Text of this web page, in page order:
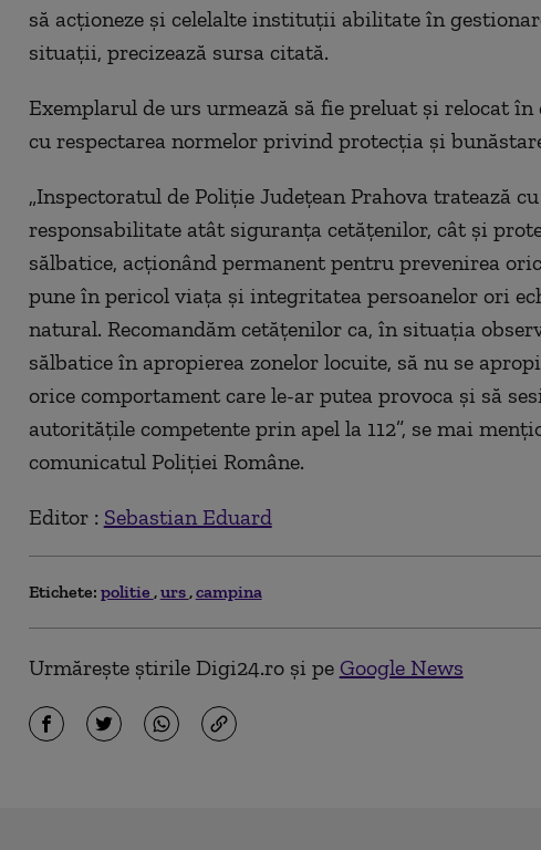
să acţioneze şi celelalte instituţii abilitate în
situaţii, precizează sursa citată.
Exemplarul de urs urmează să fie preluat şi relocat
cu respectarea normelor privind protecţia şi
„Inspectoratul de Poliţie Judeţean Prahova tratează
responsabilitate atât siguranţa cetăţenilor, cât şi
sălbatice, acţionând permanent pentru prevenirea
pune în pericol viaţa şi integritatea persoanelor ori
natural. Recomandăm cetăţenilor ca, în situaţia
sălbatice în apropierea zonelor locuite, să nu se
orice comportament care le-ar putea provoca şi să
autorităţile competente prin apel la 112”, se mai
comunicatul Poliţiei Române.
Editor : Sebastian Eduard
Etichete: politie urs campina
Urmărește știrile Digi24.ro și pe Google News